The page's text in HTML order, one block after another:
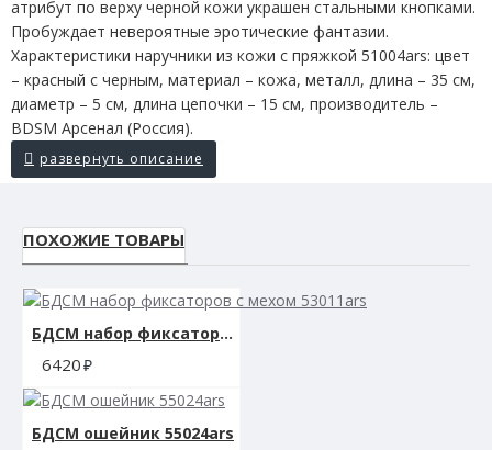
атрибут по верху черной кожи украшен стальными кнопками.
Пробуждает невероятные эротические фантазии.
Характеристики наручники из кожи с пряжкой 51004ars: цвет
– красный с черным, материал – кожа, металл, длина – 35 см,
диаметр – 5 см, длина цепочки – 15 см, производитель –
BDSM Арсенал (Россия).
ПОХОЖИЕ ТОВАРЫ
БДСМ набор фиксаторов с мехом 53011ars
6420
БДСМ ошейник 55024ars